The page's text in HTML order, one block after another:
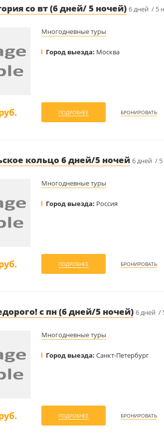
со вт (6 дней/ 5 ночей) 6 дней / 5
Многодневные туры
Город выезда: Москва
ПОДРОБНЕЕ БРОНИРОВАТЬ
кольцо 6 дней/5 ночей 6 дней /
Многодневные туры
Город выезда: Россия
ПОДРОБНЕЕ БРОНИРОВАТЬ
с пн (6 дней/5 ночей) 6 дней /
Многодневные туры
Город выезда: Санкт-Петербург
ПОДРОБНЕЕ БРОНИРОВАТЬ